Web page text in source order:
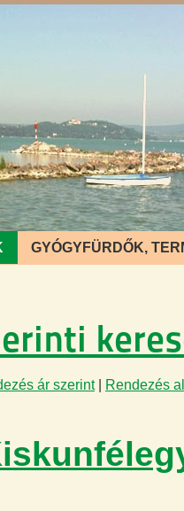
GYÓGYFÜRDŐK,
ár szerint| Rendezés